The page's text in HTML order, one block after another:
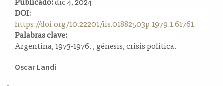
a
l
a
t
e
r
a
DOI:
https://doi.org/10.22201/iis.01882503p.1979.1.61761
Palabras clave:
Argentina, 1973-1976, , génesis, crisis política.
Contenido
Oscar Landi